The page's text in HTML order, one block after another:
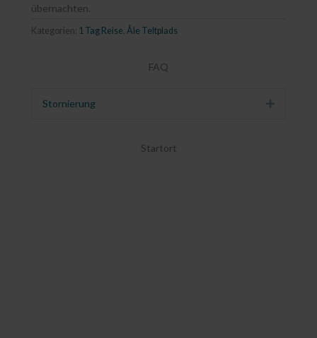
übernachten.
Kategorien: 1 Tag Reise, Åle Teltplads
FAQ
Stornierung Erweitern
Startort